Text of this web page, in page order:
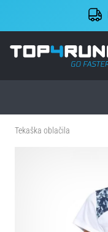
Tekaška oblačila